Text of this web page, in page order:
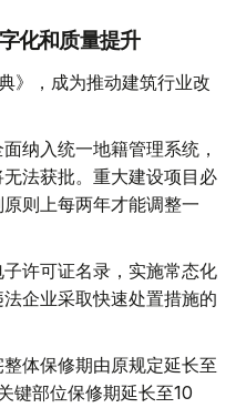
化和质量提升
》，成为推动建筑行业改
纳入统一地籍管理系统，
法获批。重大建设项目必
则上每两年才能调整一
许可证名录，实施常态化
企业采取快速处置措施的
体保修期由原规定延长至
键部位保修期延长至10